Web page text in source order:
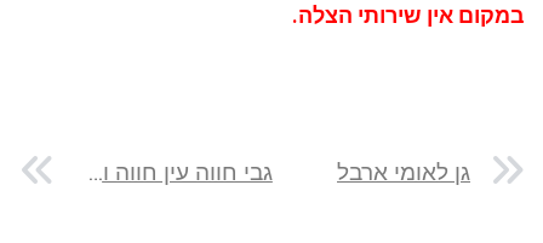
במקום אין שירותי הצלה.
גן לאומי ארבל גבי חווה עין חווה וסדקי חווה